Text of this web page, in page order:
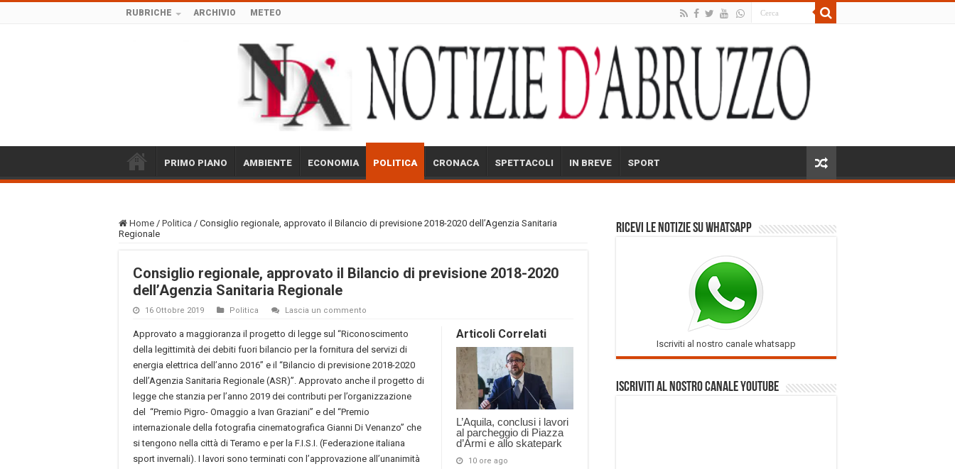
RUBRICHE ARCHIVIO METEO
PRIMO PIANO AMBIENTE ECONOMIA POLITICA CRONACA SPETTACOLI IN BREVE SPORT
Home / Politica / Consiglio regionale, approvato il Bilancio di previsione 2018-2020 dell’Agenzia Sanitaria
Regionale
Consiglio regionale, approvato il Bilancio di previsione 2018-2020
dell’Agenzia Sanitaria Regionale
16 Ottobre 2019 Politica Lascia un commento
Articoli Correlati
L’Aquila, conclusi i lavori
al parcheggio di Piazza
d’Armi e allo skatepark
10 ore ago
Approvato a maggioranza il progetto di legge sul “Riconoscimento
della legittimità dei debiti fuori bilancio per la fornitura del servizi di
energia elettrica dell’anno 2016” e il “Bilancio di previsione 2018-2020
dell’Agenzia Sanitaria Regionale (ASR)”. Approvato anche il progetto di
legge che stanzia per l’anno 2019 dei contributi per l’organizzazione
del “Premio Pigro- Omaggio a Ivan Graziani” e del “Premio
internazionale della fotografia cinematografica Gianni Di Venanzo” che
si tengono nella città di Teramo e per la F.I.S.I. (Federazione italiana
sport invernali). I lavori sono terminati con l’approvazione all’unanimità
Ricevi le notizie su Whatsapp
Iscriviti al nostro canale whatsapp
Iscriviti al nostro Canale Youtube